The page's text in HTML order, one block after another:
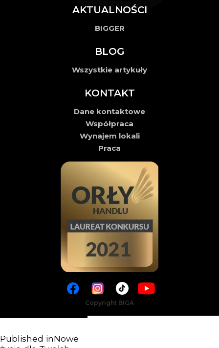
AKTUALNOŚCI
BIGGER
BLOG
Wszystkie artykuły
KONTAKT
Dane kontaktowe
Współpraca
Wynajem lokali
Praca
Copyright BIGA
Published inNowe